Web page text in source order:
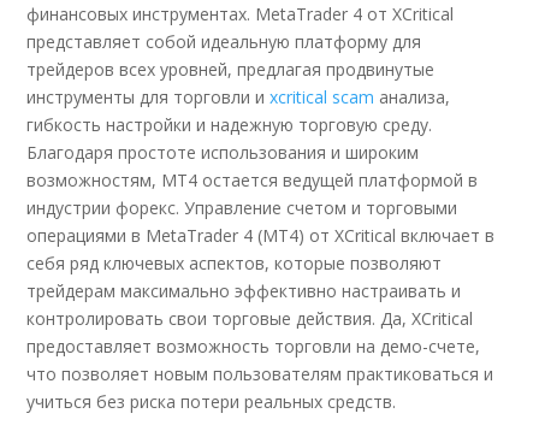
финансовых инструментах. MetaTrader 4 от XCritical
представляет собой идеальную платформу для
трейдеров всех уровней, предлагая продвинутые
инструменты для торговли иxcritical scam анализа,
гибкость настройки и надежную торговую среду.
Благодаря простоте использования и широким
возможностям, MT4 остается ведущей платформой в
индустрии форекс. Управление счетом и торговыми
операциями в MetaTrader 4 (MT4) от XCritical включает в
себя ряд ключевых аспектов, которые позволяют
трейдерам максимально эффективно настраивать и
контролировать свои торговые действия. Да, XCritical
предоставляет возможность торговли на демо-счете,
что позволяет новым пользователям практиковаться и
учиться без риска потери реальных средств.